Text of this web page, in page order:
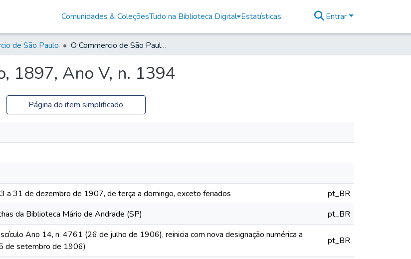
Comunidades & ColeçõesTudo na Biblioteca Digital Estatísticas Entrar
de São Paulo O Commercio de São Paulo, 1897, Ano V, n. 1394
1897, Ano V, n. 1394
Página do item simplificado
a 31 de dezembro de 1907, de terça a domingo, exceto feriados
pt_BR
da Biblioteca Mário de Andrade (SP) pt_BR
Ano 14, n. 4761 (26 de julho de 1906), reinicia com nova designação numérica a
de setembro de 1906)
pt_BR